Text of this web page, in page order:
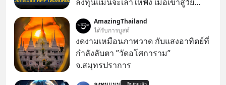
ภาษี หลายคนมักได้รับคำแนะนำให้
ลงทุนใน RMF เพราะนอกจากจะช่วยลด
หย่อนภาษีได้แล้ว ยังเป็นโอกาสในการ
สร้างความมั่งคั่งระยะยาว แต่น้อยคน
นักที่จะลงลึกว่า ถ้าลงทุนใน RMF ควรรู้
AmazingThailand
ได้รับการบูสต์
งดงามเหมือนภาพวาด กับแสงอาทิตย์ที่
กำลังลับตา ”วัดอโศการาม”
จ.สมุทรปราการ